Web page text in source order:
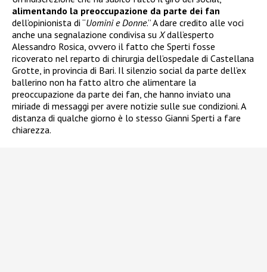
alimentando la preoccupazione da parte dei fan
dell’opinionista di “Uomini e Donne.” A dare credito alle voci
anche una segnalazione condivisa su Xdall’esperto
Alessandro Rosica, ovvero il fatto che Sperti fosse
ricoverato nel reparto di chirurgia dell’ospedale di Castellana
Grotte, in provincia di Bari. Il silenzio social da parte dell’ex
ballerino non ha fatto altro che alimentare la
preoccupazione da parte dei fan, che hanno inviato una
miriade di messaggi per avere notizie sulle sue condizioni. A
distanza di qualche giorno è lo stesso Gianni Sperti a fare
chiarezza.